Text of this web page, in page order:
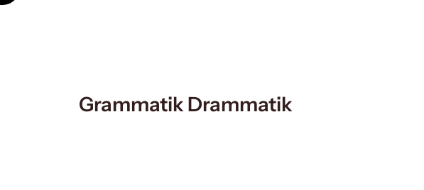
Grammatik Drammatik